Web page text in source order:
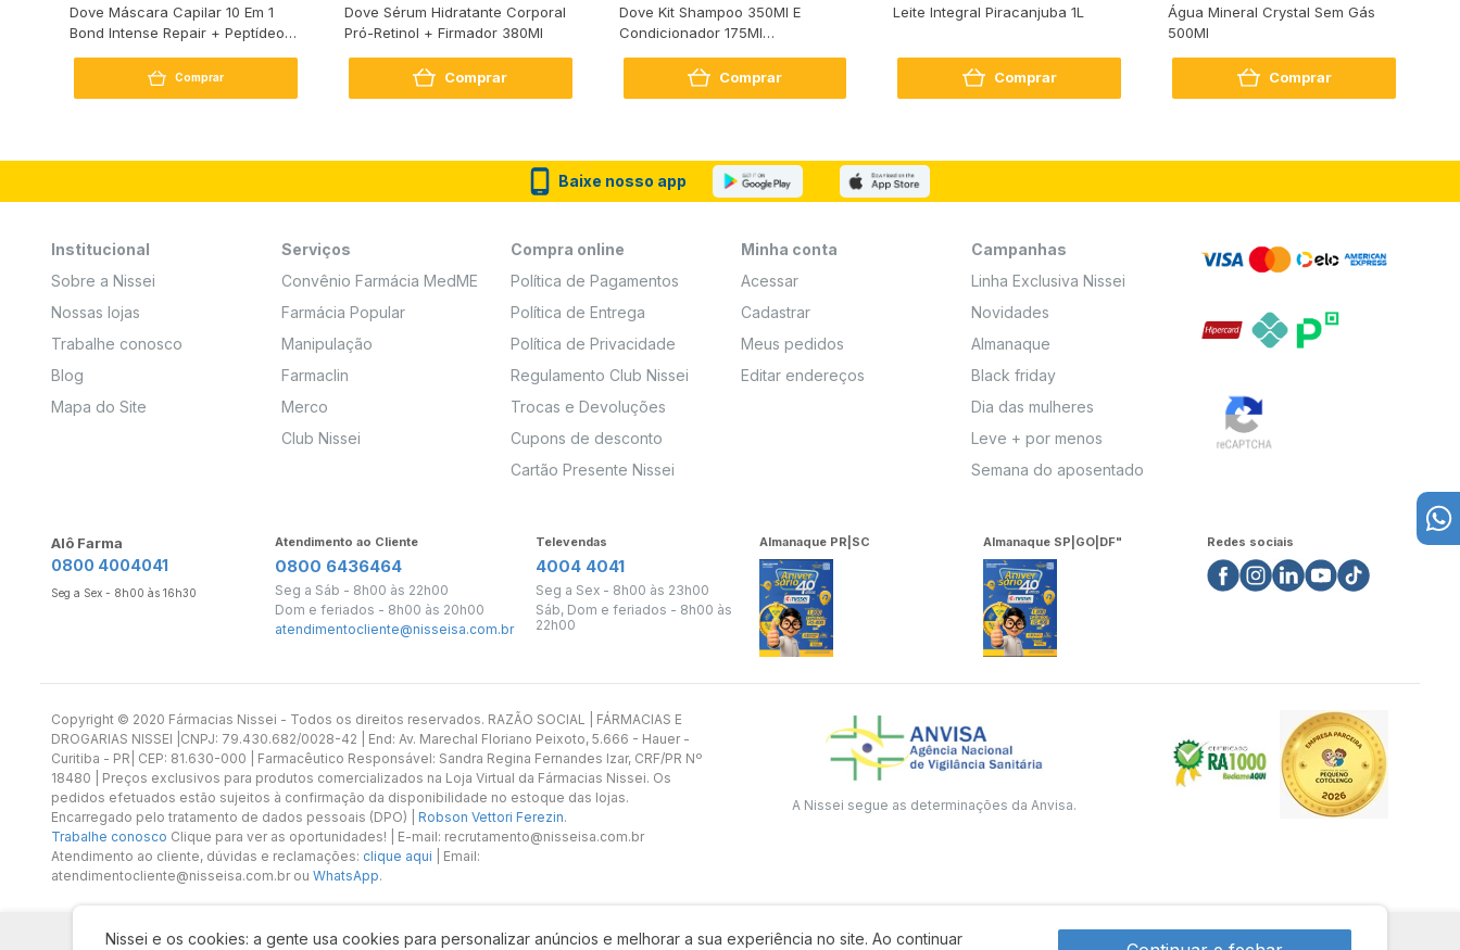
Dove Máscara Capilar 10 Em 1
Bond Intense Repair + Peptídeo
Comprar
Dove Sérum Hidratante Corporal
Pró-Retinol + Firmador 380Ml
Comprar
Dove Kit Shampoo 350Ml E
Condicionador 175Ml
Comprar
Leite Integral Piracanjuba 1L
Comprar
Água Mineral Crystal Sem Gás
500Ml
Comprar
Nissei e os cookies: a gente usa cookies para personalizar anúncios e melhorar a sua experiência no site. Ao continuar
Baixe nosso app
Institucional
Sobre a Nissei
Nossas lojas
Trabalhe conosco
Blog
Mapa do Site
Serviços
Convênio Farmácia MedME
Farmácia Popular
Manipulação
Farmaclin
Merco
Club Nissei
Compra online
Política de Pagamentos
Política de Entrega
Política de Privacidade
Regulamento Club Nissei
Trocas e Devoluções
Cupons de desconto
Cartão Presente Nissei
Minha conta
Acessar
Cadastrar
Meus pedidos
Editar endereços
Campanhas
Linha Exclusiva Nissei
Novidades
Almanaque
Black friday
Dia das mulheres
Leve + por menos
Semana do aposentado
Alô Farma
0800 4004041
Seg a Sex - 8h00 às 16h30
Atendimento ao Cliente
0800 6436464
Seg a Sáb - 8h00 às 22h00
Dom e feriados - 8h00 às 20h00
atendimentocliente@nisseisa.com.br
Televendas
4004 4041
Seg a Sex - 8h00 às 23h00
Sáb, Dom e feriados - 8h00 às
22h00
Almanaque PR|SC Almanaque SP|GO|DF" Redes sociais
Copyright ©️ 2020 Fármacias Nissei - Todos os direitos reservados. RAZÃO SOCIAL | FÁRMACIAS E
DROGARIAS NISSEI |CNPJ: 79.430.682/0028-42 | End: Av. Marechal Floriano Peixoto, 5.666 - Hauer -
Curitiba - PR| CEP: 81.630-000 | Farmacêutico Responsável: Sandra Regina Fernandes Izar, CRF/PR Nº
18480 | Preços exclusivos para produtos comercializados na Loja Virtual da Fármacias Nissei. Os
pedidos efetuados estão sujeitos à confirmação da disponibilidade no estoque das lojas.
Encarregado pelo tratamento de dados pessoais (DPO) | Robson Vettori Ferezin.
Trabalhe conosco Clique para ver as oportunidades! | E-mail: recrutamento@nisseisa.com.br
Atendimento ao cliente, dúvidas e reclamações: clique aqui | Email:
atendimentocliente@nisseisa.com.br ou WhatsApp.
A Nissei segue as determinações da Anvisa.
Desenvolvido por: